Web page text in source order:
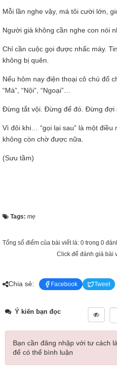
Mỗi lần nghe vậy, má tôi cười lớn,
Người già không cần nghe con nói
Chỉ cần cuộc gọi được nhấc máy.
không bị quên.
Nếu hôm nay điện thoại cô chú đổ
“Má”, “Nội”, “Ngoại”…
Đừng tắt vội. Đừng để đó. Đừng đợi
Vì đôi khi… “gọi lại sau” là một
không còn chờ được nữa.
(Sưu tầm)
Tags: mẹ
Tổng số điểm của bài viết là: 0 trong 0
Click để đánh giá bài
Chia sẻ: Facebook Tweet
Ý kiến bạn đọc
Bạn cần đăng nhập với tư cách là
để có thể bình luận